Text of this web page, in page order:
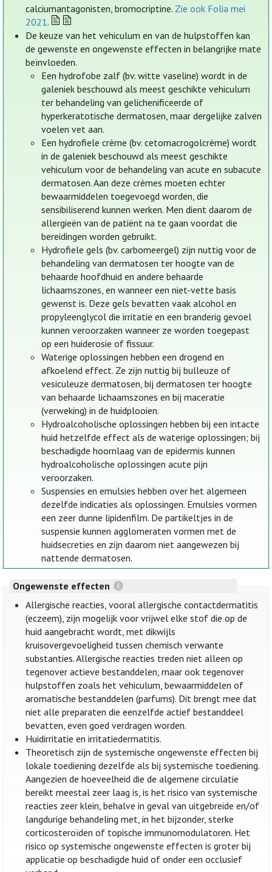
calciumantagonisten, bromocriptine. Zie ook Folia mei
2021.
De keuze van het vehiculum en van de hulpstoffen kan
de gewenste en ongewenste effecten in belangrijke mate
beïnvloeden.
Een hydrofobe zalf (bv. witte vaseline) wordt in de
galeniek beschouwd als meest geschikte vehiculum
ter behandeling van gelichenificeerde of
hyperkeratotische dermatosen, maar dergelijke zalven
voelen vet aan.
Een hydrofiele crème (bv. cetomacrogolcrème) wordt
in de galeniek beschouwd als meest geschikte
vehiculum voor de behandeling van acute en subacute
dermatosen. Aan deze crèmes moeten echter
bewaarmiddelen toegevoegd worden, die
sensibiliserend kunnen werken. Men dient daarom de
allergieën van de patiënt na te gaan voordat die
bereidingen worden gebruikt.
Hydrofiele gels (bv. carbomeergel) zijn nuttig voor de
behandeling van dermatosen ter hoogte van de
behaarde hoofdhuid en andere behaarde
lichaamszones, en wanneer een niet-vette basis
gewenst is. Deze gels bevatten vaak alcohol en
propyleenglycol die irritatie en een branderig gevoel
kunnen veroorzaken wanneer ze worden toegepast
op een huiderosie of fissuur.
Waterige oplossingen hebben een drogend en
afkoelend effect. Ze zijn nuttig bij bulleuze of
vesiculeuze dermatosen, bij dermatosen ter hoogte
van behaarde lichaamszones en bij maceratie
(verweking) in de huidplooien.
Hydroalcoholische oplossingen hebben bij een intacte
huid hetzelfde effect als de waterige oplossingen; bij
beschadigde hoornlaag van de epidermis kunnen
hydroalcoholische oplossingen acute pijn
veroorzaken.
Suspensies en emulsies hebben over het algemeen
dezelfde indicaties als oplossingen. Emulsies vormen
een zeer dunne lipidenfilm. De partikeltjes in de
suspensie kunnen agglomeraten vormen met de
huidsecreties en zijn daarom niet aangewezen bij
nattende dermatosen.
Ongewenste effecten
Allergische reacties, vooral allergische contactdermatitis
(eczeem), zijn mogelijk voor vrijwel elke stof die op de
huid aangebracht wordt, met dikwijls
kruisovergevoeligheid tussen chemisch verwante
substanties. Allergische reacties treden niet alleen op
tegenover actieve bestanddelen, maar ook tegenover
hulpstoffen zoals het vehiculum, bewaarmiddelen of
aromatische bestanddelen (parfums). Dit brengt mee dat
niet alle preparaten die eenzelfde actief bestanddeel
bevatten, even goed verdragen worden.
Huidirritatie en irritatiedermatitis.
Theoretisch zijn de systemische ongewenste effecten bij
lokale toediening dezelfde als bij systemische toediening.
Aangezien de hoeveelheid die de algemene circulatie
bereikt meestal zeer laag is, is het risico van systemische
reacties zeer klein, behalve in geval van uitgebreide en/of
langdurige behandeling met, in het bijzonder, sterke
corticosteroïden of topische immunomodulatoren. Het
risico op systemische ongewenste effecten is groter bij
applicatie op beschadigde huid of onder een occlusief